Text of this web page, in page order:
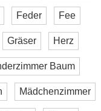
Feder Fee
Gräser Herz
Baum
Mädchenzimmer